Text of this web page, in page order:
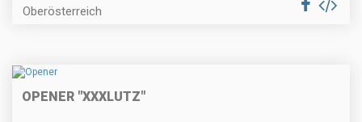
Oberösterreich
OPENER "XXXLUTZ"